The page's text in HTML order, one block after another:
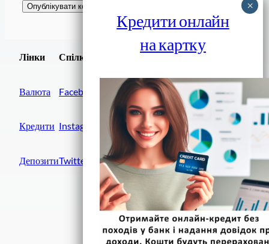
Лінки
Валюта
Кредити
Депозити
Спілки
Facebook
Instagram
Twitter
Завантажити
Фінанси IN UA
вулиця Хрещатик, 14
Київ, 01001
Кредити онлайн
на картку